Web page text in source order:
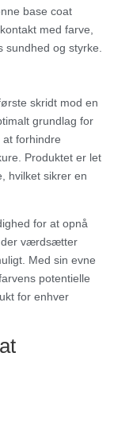
base coat
med farve,
sundhed og styrke.
skridt mod en
grundlag for
forhindre
Produktet er let
hvilket sikrer en
for at opnå
der værdsætter
Med sin evne
potentielle
for enhver